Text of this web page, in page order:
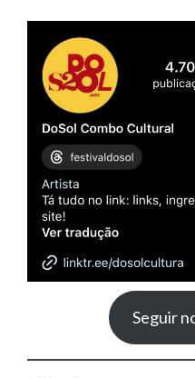
Seguir